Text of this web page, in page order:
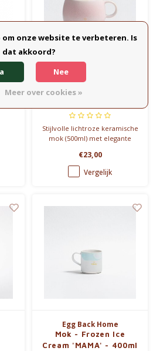
-
Egg Back Home
Mok - Light Pink Ball -
Stijlvolle lichtroze keramische
mok (500ml) met elegante
handgemaakt eerbetoon aan
alle bijzondere moeders,
perfect voor een moment van
€23,00
Vergelijk
Egg Back Home
Mok - Frozen Ice
Cream 'MAMA' - 400ml
om onze website te verbeteren. Is
dat akkoord?
Nee
Meer over cookies »